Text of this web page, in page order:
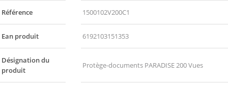
Référence 1500102V200C1
Ean produit 6192103151353
Désignation du
produit
Protège-documents PARADISE 200 Vues